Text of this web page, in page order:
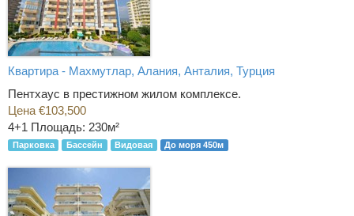
Квартира - Махмутлар, Алания, Анталия, Турция
Пентхаус в престижном жилом комплексе.
Цена €103,500
4+1 Площадь: 230м²
Парковка Бассейн Видовая До моря 450м